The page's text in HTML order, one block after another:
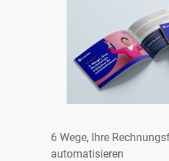
6 Wege, Ihre
automatisieren